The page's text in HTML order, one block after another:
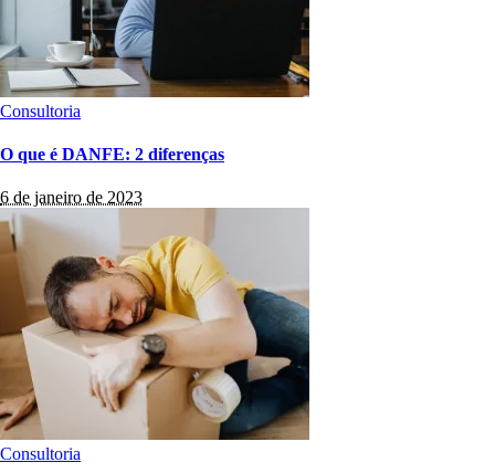
Consultoria
O que é DANFE: 2 diferenças
6 de janeiro de 2023
Consultoria